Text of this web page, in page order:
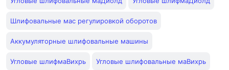
Шлифовальные мас регулировкой оборотов
Аккумуляторные шлифовальные машины
Угловые шлифмаВихрь Угловые шлифовальные маВихрь